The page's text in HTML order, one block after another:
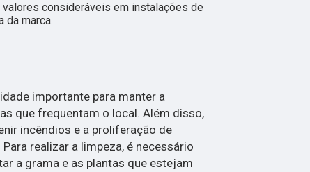
consideráveis em instalações de
da marca.
importante para manter a
que frequentam o local. Além disso,
incêndios e a proliferação de
realizar a limpeza, é necessário
a grama e as plantas que estejam